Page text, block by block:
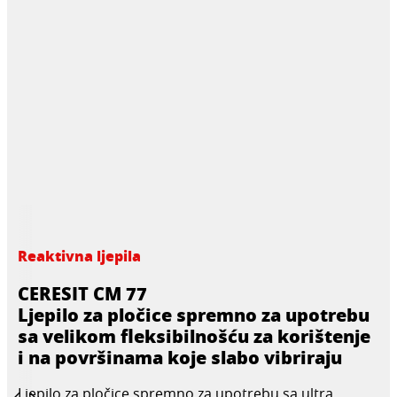
Reaktivna ljepila
CERESIT CM 77
Ljepilo za pločice spremno za upotrebu
sa velikom fleksibilnošću za korištenje
i na površinama koje slabo vibriraju